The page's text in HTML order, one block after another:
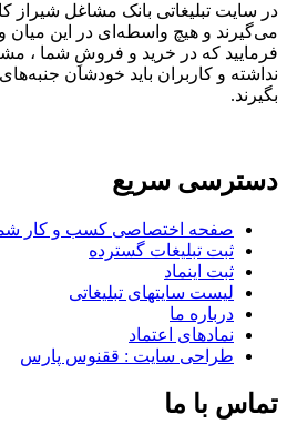
در سایت تبلیغاتی بانک مشاغل شیراز
می‌گیرند و هیچ واسطه‌ای در این میان
فرمایید که در خرید و فروشِ شما ،
نداشته و کاربران باید خودشان
بگیرند.
دسترسی سریع
صفحه اختصاصی کسب و کار
ثبت تبلیغات گسترده
ثبت اینماد
لیست سایتهای تبلیغاتی
درباره ما
نمادهای اعتماد
طراحی سایت : ققنوس پارس
تماس با ما